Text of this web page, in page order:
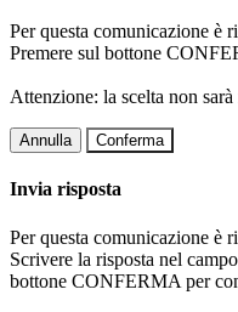
Per questa comunicazione è
Premere sul bottone
Attenzione: la scelta non
Annulla Conferma
Invia risposta
Per questa comunicazione è
Scrivere la risposta nel
bottone CONFERMA per